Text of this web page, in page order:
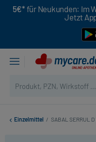
5€* für Neukunden: Im
Jetzt
Einzelmittel / SABAL SERRUL D